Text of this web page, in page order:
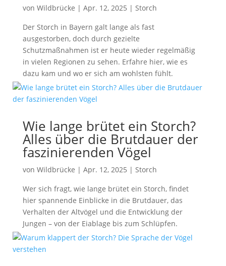
von Wildbrücke | Apr. 12, 2025 | Storch
Der Storch in Bayern galt lange als fast
ausgestorben, doch durch gezielte
Schutzmaßnahmen ist er heute wieder regelmäßig
in vielen Regionen zu sehen. Erfahre hier, wie es
dazu kam und wo er sich am wohlsten fühlt.
Wie lange brütet ein Storch?
Alles über die Brutdauer der
faszinierenden Vögel
von Wildbrücke | Apr. 12, 2025 | Storch
Wer sich fragt, wie lange brütet ein Storch, findet
hier spannende Einblicke in die Brutdauer, das
Verhalten der Altvögel und die Entwicklung der
Jungen – von der Eiablage bis zum Schlüpfen.